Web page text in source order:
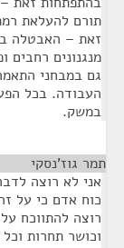
תורם להעלאת
זאת – האבטלה
מנגנונים רחבים
גם במבחני
העבודה. בכל
במשק.
תמר גוז'נסקי
אני לא רוצה
כוח אדם כי על
רוצה להתווכח
וכושר תחרות